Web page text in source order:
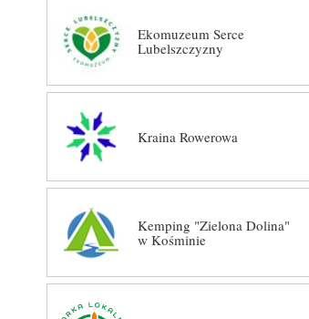
Ekomuzeum Serce
Lubelszczyzny
Kraina Rowerowa
Kemping "Zielona Dolina"
w Kośminie